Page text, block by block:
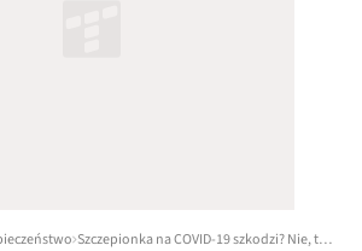
Szczepionka na COVID-19 szkodzi? Nie, to cyberprzestępcy fałszują informacje